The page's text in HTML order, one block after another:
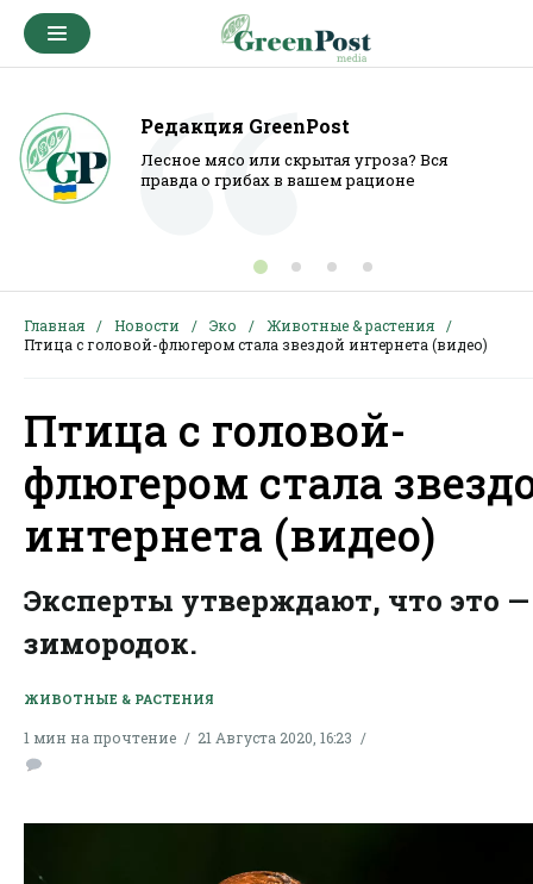
Редакция GreenPost
Лесное мясо или скрытая угроза? Вся
правда о грибах в вашем рационе
Главная Новости Эко
Животные & растения
Птица с головой-флюгером стала звездой интернета (видео)
Птица с головой-
флюгером стала
интернета (видео)
Эксперты утверждают, что это —
зимородок.
ЖИВОТНЫЕ & РАСТЕНИЯ
1 мин на прочтение 21 Августа 2020, 16:23